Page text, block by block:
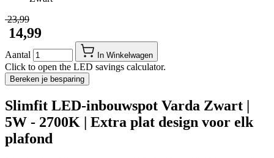
​ 23,99
​ 14,99
Aantal In Winkelwagen
Click to open the LED savings calculator.
Bereken je besparing
Slimfit LED-inbouwspot Varda Zwart |
5W - 2700K | Extra plat design voor elk
plafond